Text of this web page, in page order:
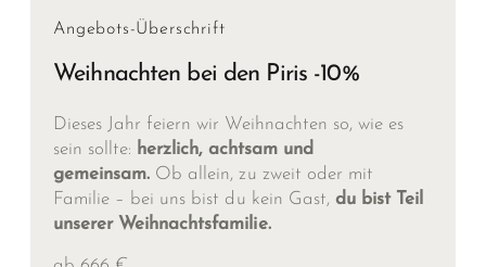
Angebots-Überschrift
Weihnachten bei den Piris -10%
Dieses Jahr feiern wir Weihnachten so, wie es
sein sollte: herzlich, achtsam und
gemeinsam. Ob allein, zu zweit oder mit
Familie – bei uns bist du kein Gast, du bist Teil
unserer Weihnachtsfamilie.